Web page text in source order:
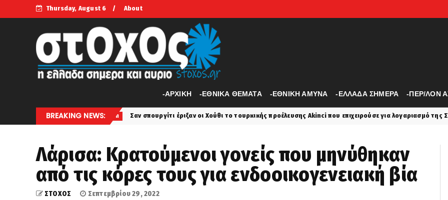
Thursday, August 6 About
-APXIKH -ΕΘΝΙΚΑ ΘΕΜΑΤΑ -ΕΘΝΙΚΗ ΑΜΥΝΑ -ΕΛΛΑΔΑ ΣΗΜΕΡΑ -ΠΕΡ/ΛΟΝ
BREAKING NEWS:
perivallon Σαν σπουργίτι έριξαν οι Χούθι το τουρκικής προέλευσης Akinci που επιχειρούσε για λογαριασμό της Σαουδικής Αραβίας
Λάρισα: Κρατούμενοι γονείς που μηνύθηκαν
από τις κόρες τους για ενδοοικογενειακή βία
ΣΤΟΧΟΣ Σεπτεμβρίου 29, 2022